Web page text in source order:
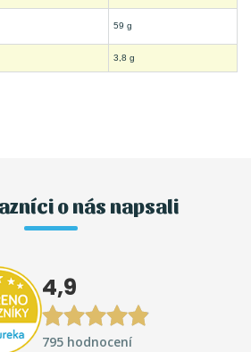
59 g
3,8 g
o nás napsali
4,9
795 hodnocení